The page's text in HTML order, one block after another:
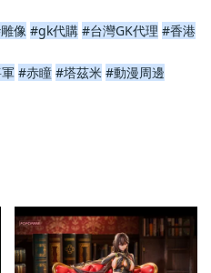
像 #gk代購 #台灣GK代理 #香港
#赤瞳 #塔茲米 #動漫周邊